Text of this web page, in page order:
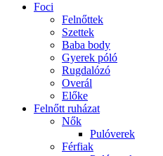
Foci
Felnőttek
Szettek
Baba body
Gyerek póló
Rugdalózó
Overál
Előke
Felnőtt ruházat
Nők
Pulóverek
Férfiak